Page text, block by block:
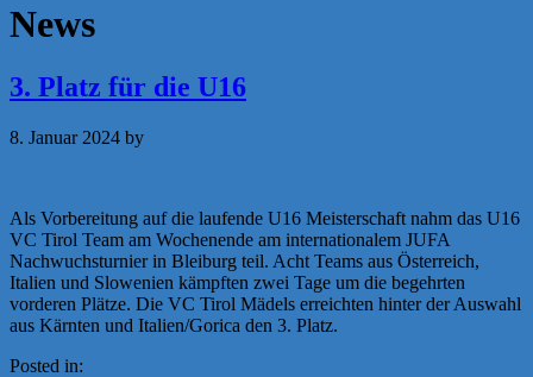
News
3. Platz für die U16
8. Januar 2024 by
Als Vorbereitung auf die laufende U16 Meisterschaft nahm das U16
VC Tirol Team am Wochenende am internationalem JUFA
Nachwuchsturnier in Bleiburg teil. Acht Teams aus Österreich,
Italien und Slowenien kämpften zwei Tage um die begehrten
vorderen Plätze. Die VC Tirol Mädels erreichten hinter der Auswahl
aus Kärnten und Italien/Gorica den 3. Platz.
Posted in: